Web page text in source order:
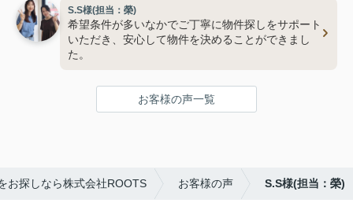
S.S様(担当：榮)
希望条件が多いなかでご丁寧に物件探しをサポート
いただき、安心して物件を決めることができまし
た。
お客様の声一覧
お探しなら株式会社ROOTS お客様の声 S.S様(担当：榮)